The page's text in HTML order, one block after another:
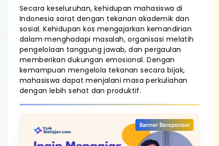
Secara keseluruhan, kehidupan mahasiswa di
Indonesia sarat dengan tekanan akademik dan
sosial. Kehidupan kos mengajarkan kemandirian
dalam menghadapi masalah, organisasi melatih
pengelolaan tanggung jawab, dan pergaulan
memberikan dukungan emosional. Dengan
kemampuan mengelola tekanan secara bijak,
mahasiswa dapat menjalani masa perkuliahan
dengan lebih sehat dan produktif.
Banner Bersponsor